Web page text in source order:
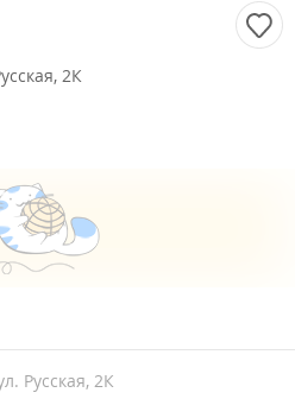
2К
Русская, 2К